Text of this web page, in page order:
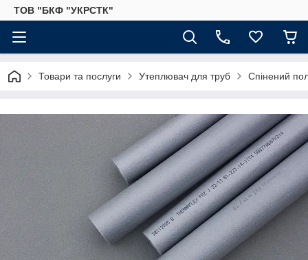
ТОВ "БКФ "УКРСТК"
Товари та послуги Утеплювач для труб Спінений